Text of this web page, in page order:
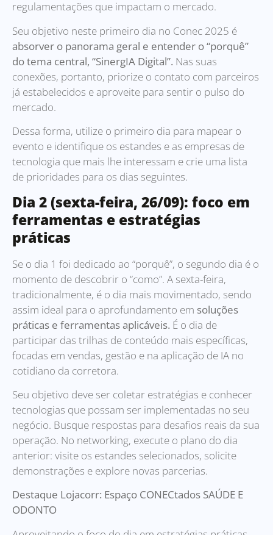
regulamentações que impactam o mercado.
Seu objetivo neste primeiro dia no Conec 2025 é
absorver o panorama geral e entender o “porquê”
do tema central, “SinergIA Digital”. Nas suas
conexões, portanto, priorize o contato com parceiros
já estabelecidos e aproveite para sentir o pulso do
mercado.
Dessa forma, utilize o primeiro dia para mapear o
evento e identifique os estandes e as empresas de
tecnologia que mais lhe interessam e crie uma lista
de prioridades para os dias seguintes.
Dia 2 (sexta-feira, 26/09): foco em
ferramentas e estratégias
práticas
Se o dia 1 foi dedicado ao “porquê”, o segundo dia é o
momento de descobrir o “como”. A sexta-feira,
tradicionalmente, é o dia mais movimentado, sendo
assim ideal para o aprofundamento em soluções
práticas e ferramentas aplicáveis. É o dia de
participar das trilhas de conteúdo mais específicas,
focadas em vendas, gestão e na aplicação de IA no
cotidiano da corretora.
Seu objetivo deve ser coletar estratégias e conhecer
tecnologias que possam ser implementadas no seu
negócio. Busque respostas para desafios reais da sua
operação. No networking, execute o plano do dia
anterior: visite os estandes selecionados, solicite
demonstrações e explore novas parcerias.
Destaque Lojacorr: Espaço CONECtados SAÚDE E
ODONTO